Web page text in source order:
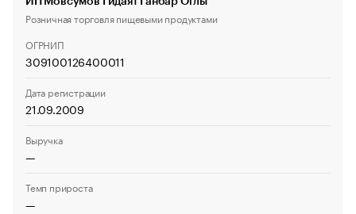
Розничная торговля пищевыми продуктами
ОГРНИП
309100126400011
Дата регистрации
21.09.2009
Выручка
—
Темп прироста
—